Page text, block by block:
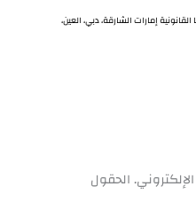
إمارات الشارقة، دبي، العين،
الحقول